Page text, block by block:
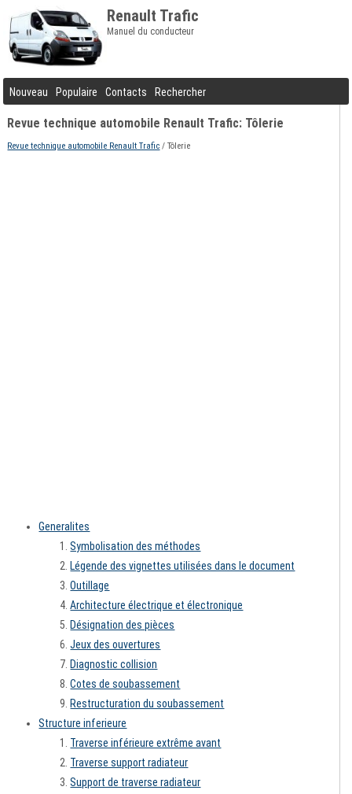
Renault Trafic
Manuel du conducteur
Nouveau Populaire Contacts Rechercher
Revue technique automobile Renault Trafic: Tôlerie
Revue technique automobile Renault Trafic / Tôlerie
Generalites
Symbolisation des méthodes
Légende des vignettes utilisées dans le document
Outillage
Architecture électrique et électronique
Désignation des pièces
Jeux des ouvertures
Diagnostic collision
Cotes de soubassement
Restructuration du soubassement
Structure inferieure
Traverse inférieure extrême avant
Traverse support radiateur
Support de traverse radiateur